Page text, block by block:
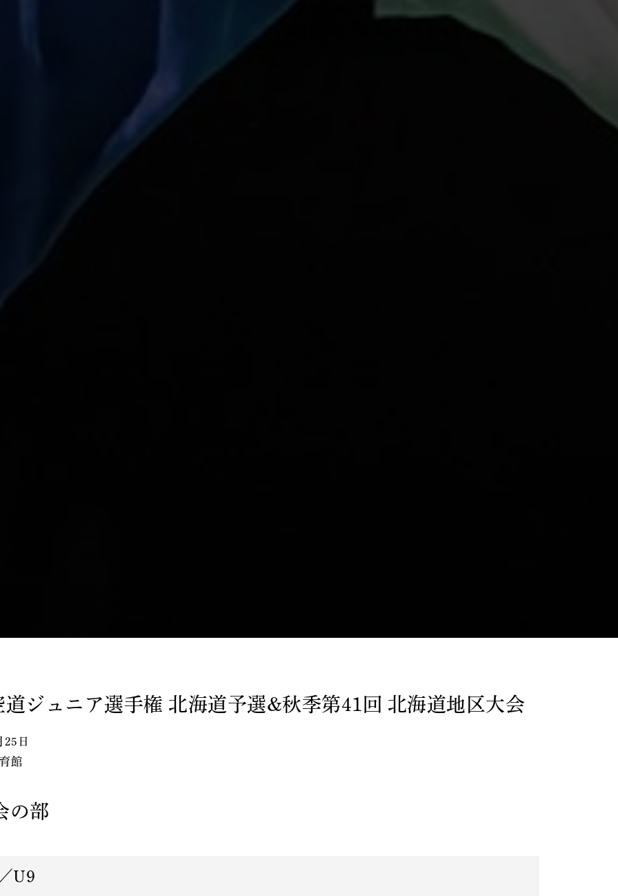
道ジュニア選手権 北海道予選&秋季第41回 北海道地区大会
25日
館
の部
U9